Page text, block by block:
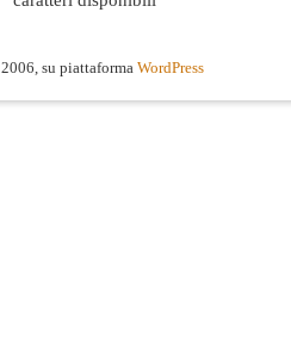
2006, su piattaforma WordPress